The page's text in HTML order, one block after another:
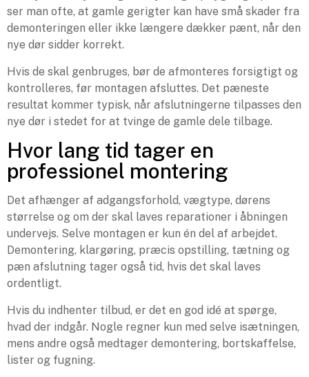
ser man ofte, at gamle gerigter kan have små skader fra
demonteringen eller ikke længere dækker pænt, når den
nye dør sidder korrekt.
Hvis de skal genbruges, bør de afmonteres forsigtigt og
kontrolleres, før montagen afsluttes. Det pæneste
resultat kommer typisk, når afslutningerne tilpasses den
nye dør i stedet for at tvinge de gamle dele tilbage.
Hvor lang tid tager en
professionel montering
Det afhænger af adgangsforhold, vægtype, dørens
størrelse og om der skal laves reparationer i åbningen
undervejs. Selve montagen er kun én del af arbejdet.
Demontering, klargøring, præcis opstilling, tætning og
pæn afslutning tager også tid, hvis det skal laves
ordentligt.
Hvis du indhenter tilbud, er det en god idé at spørge,
hvad der indgår. Nogle regner kun med selve isætningen,
mens andre også medtager demontering, bortskaffelse,
lister og fugning.